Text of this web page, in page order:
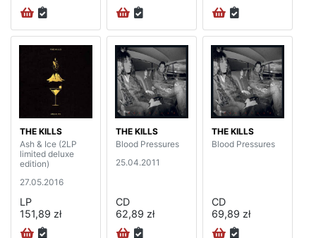
THE KILLS
Ash & Ice (2LP
limited deluxe
edition)
27.05.2016
LP
151,89 zł
THE KILLS
Blood Pressures
25.04.2011
CD
62,89 zł
THE KILLS
Blood Pressures
CD
69,89 zł